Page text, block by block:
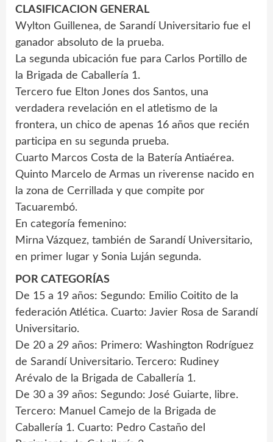
CLASIFICACION GENERAL
Wylton Guillenea, de Sarandí Universitario fue el
ganador absoluto de la prueba.
La segunda ubicación fue para Carlos Portillo de
la Brigada de Caballería 1.
Tercero fue Elton Jones dos Santos, una
verdadera revelación en el atletismo de la
frontera, un chico de apenas 16 años que recién
participa en su segunda prueba.
Cuarto Marcos Costa de la Batería Antiaérea.
Quinto Marcelo de Armas un riverense nacido en
la zona de Cerrillada y que compite por
Tacuarembó.
En categoría femenino:
Mirna Vázquez, también de Sarandí Universitario,
en primer lugar y Sonia Luján segunda.
POR CATEGORÍAS
De 15 a 19 años: Segundo: Emilio Coitito de la
federación Atlética. Cuarto: Javier Rosa de Sarandí
Universitario.
De 20 a 29 años: Primero: Washington Rodríguez
de Sarandí Universitario. Tercero: Rudiney
Arévalo de la Brigada de Caballería 1.
De 30 a 39 años: Segundo: José Guiarte, libre.
Tercero: Manuel Camejo de la Brigada de
Caballería 1. Cuarto: Pedro Castaño del